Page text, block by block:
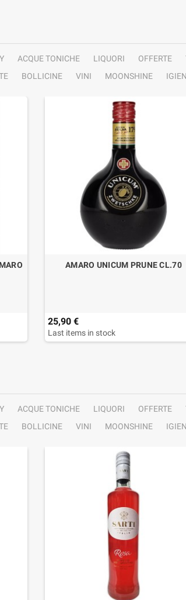
ACQUE TONICHE LIQUORI OFFERTE
BOLLICINE VINI MOONSHINE
AMARO UNICUM PRUNE CL.70
25,90 €
Last items in stock
ACQUE TONICHE LIQUORI OFFERTE
BOLLICINE VINI MOONSHINE